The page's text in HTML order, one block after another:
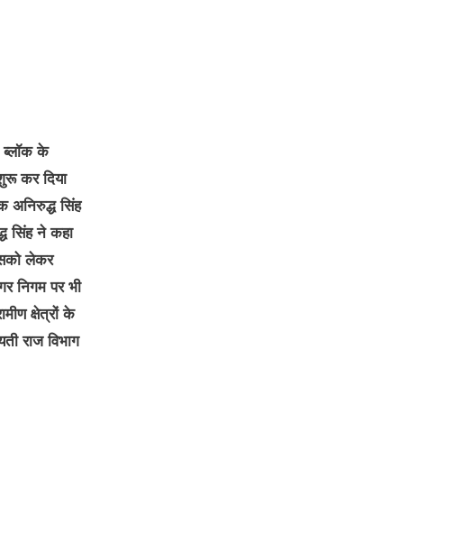
ब्लॉक के
कर दिया
अनिरुद्ध सिंह
सिंह ने कहा
लेकर
निगम पर भी
क्षेत्रों के
राज विभाग